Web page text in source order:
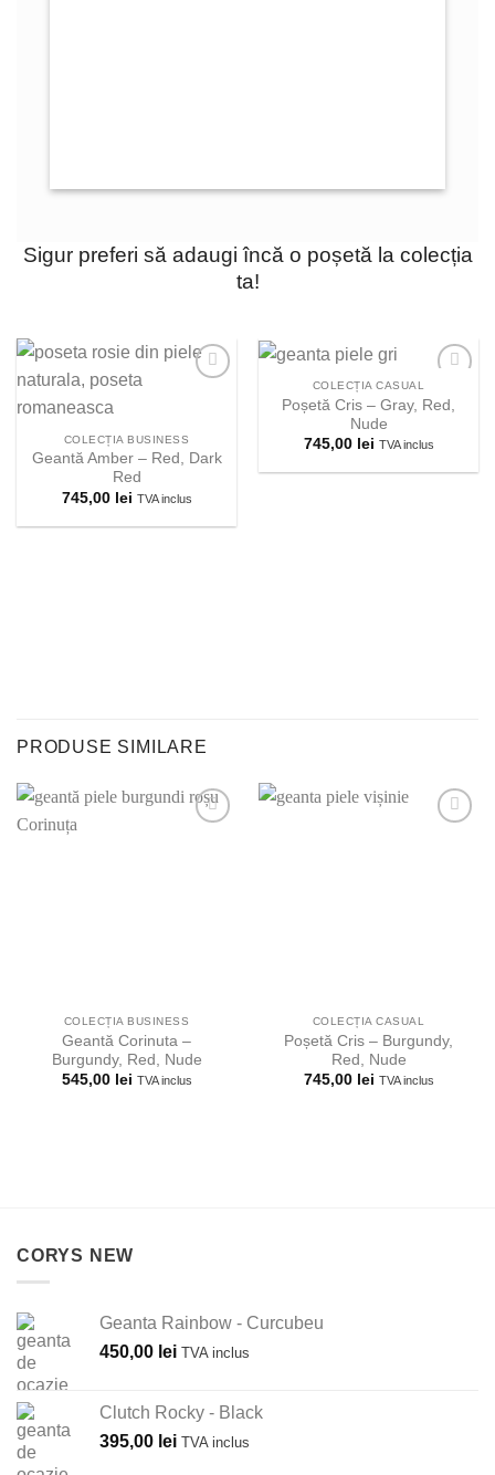
Sigur preferi să adaugi încă o poșetă la colecția
ta!
Adauga la
preferintelor!
COLECȚIA BUSINESS
Geantă Amber – Red, Dark
Red
745,00 lei TVA inclus
lista
COLECȚIA CASUAL
Poșetă Cris – Gray, Red,
Nude
745,00 lei TVA inclus
PRODUSE SIMILARE
COLECȚIA BUSINESS
Geantă Corinuta –
Burgundy, Red, Nude
545,00 lei TVA inclus
COLECȚIA CASUAL
Poșetă Cris – Burgundy,
Red, Nude
745,00 lei TVA inclus
CORYS NEW
Geanta Rainbow - Curcubeu
450,00 lei TVA inclus
Clutch Rocky - Black
395,00 lei TVA inclus